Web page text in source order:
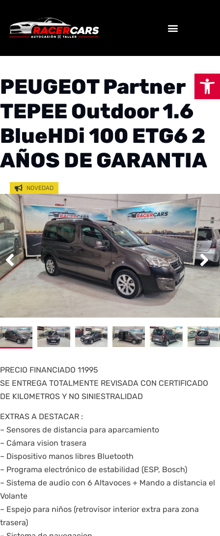
Abrir
PEUGEOT Partner
TEPEE Outdoor 1.6
BlueHDi 100 ETG6 2
AÑOS DE GARANTIA
NOVEDAD
PRECIO FINANCIADO 11995
SE ENTREGA TOTALMENTE REVISADA CON CERTIFICADO
DE KILOMETROS Y NO SINIESTRALIDAD
EXTRAS A DESTACAR :
– Sensores de distancia para aparcamiento
– Cámara vision trasera
– Dispositivo manos libres Bluetooth
– Programa electrónico de estabilidad (ESP, Bosch)
– Sistema de audio con 6 Altavoces + Mando a distancia el
Volante
– Espejo para niños (retrovisor interior extra para zona
trasera)